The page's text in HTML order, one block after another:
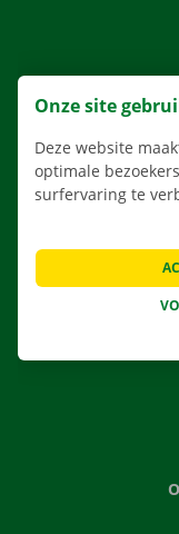
Onze site
Deze website
optimale
surfervaring te